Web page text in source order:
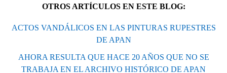
OTROS ARTÍCULOS EN ESTE BLOG:
ACTOS VANDÁLICOS EN LAS PINTURAS RUPESTRES
DE APAN
AHORA RESULTA QUE HACE 20 AÑOS QUE NO SE
TRABAJA EN EL ARCHIVO HISTÓRICO DE APAN